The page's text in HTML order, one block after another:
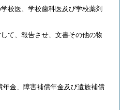
校医、学校歯科医及び学校薬剤
て、報告させ、文書その他の物
金、障害補償年金及び遺族補償